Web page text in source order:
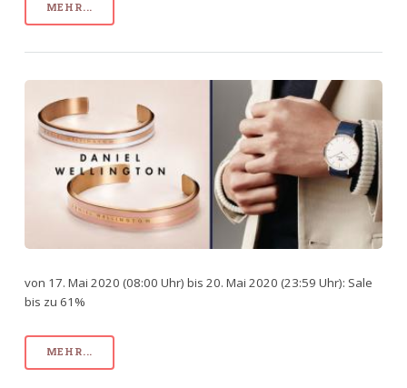
MEHR...
von 17. Mai 2020 (08:00 Uhr) bis 20. Mai 2020 (23:59 Uhr): Sale
bis zu 61%
MEHR...